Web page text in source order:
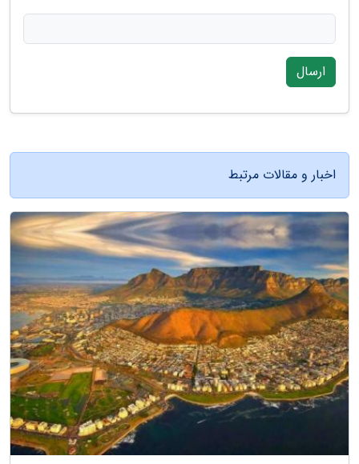
ارسال
اخبار و مقالات مرتبط